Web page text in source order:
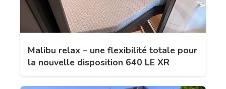
Malibu relax – une flexibilité totale pour
la nouvelle disposition 640 LE XR